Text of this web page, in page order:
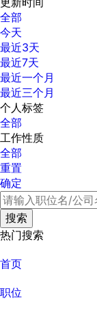
全部
今天
最近3天
最近7天
最近一个月
最近三个月
个人标签
全部
工作性质
全部
重置
确定
热门搜索
首页
职位